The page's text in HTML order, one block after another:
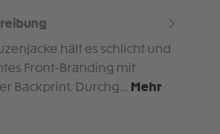
hält es schlicht und
Front-Branding mit
Backprint. Durchg… Mehr